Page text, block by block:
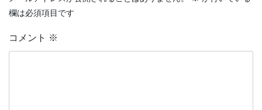
ゲ
ー
シ
欄は必須項目です
コメント ※